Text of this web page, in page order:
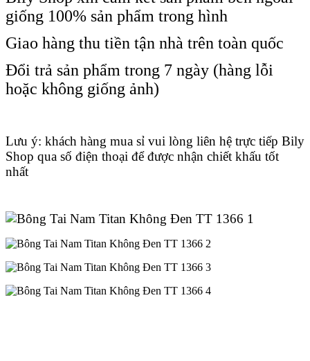
giống 100% sản phẩm trong hình
Giao hàng thu tiền tận nhà trên toàn quốc
Đổi trả sản phẩm trong 7 ngày (hàng lỗi
hoặc không giống ảnh)
Lưu ý: khách hàng mua sỉ vui lòng liên hệ trực tiếp Bily
Shop qua số điện thoại để được nhận chiết khấu tốt
nhất